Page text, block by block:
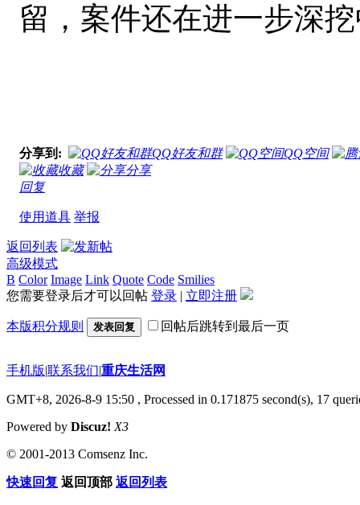
留，案件还在进一步深
分享到: QQ好友和群
QQ空间
收藏
分享
回复
使用道具 举报
返回列表
高级模式
B Color Image Link Quote Code Smilies
您需要登录后才可以回帖 登录 | 立即注册
本版积分规则 发表回复 回帖后跳转到最后一页
手机版|联系我们|重庆生活网
GMT+8, 2026-8-9 15:50 , Processed in 0.171875 second(s), 17
Powered by Discuz! X3
© 2001-2013 Comsenz Inc.
快速回复 返回顶部 返回列表